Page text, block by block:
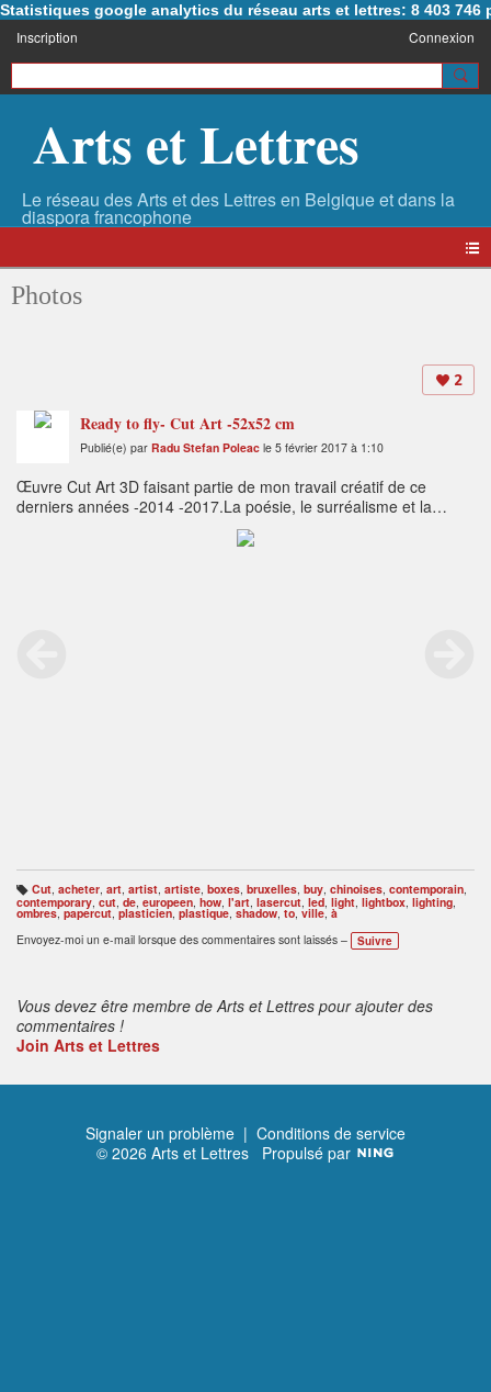
Statistiques google analytics du réseau arts et lettres: 8 403 746
Inscription Connexion
Arts et Lettres
Photos
2
Ready to fly- Cut Art -52x52 cm
Publié(e) par Radu Stefan Poleac le 5 février 2017 à 1:10
Œuvre Cut Art 3D faisant partie de mon travail créatif de ce
derniers années -2014 -2017.La poésie, le surréalisme et la
fantaisie sont au rendez-vous.Inspiration indirecte de l'art de
paper-cut chinois ou des dessins animés de Michel Ocelot.Enjoy
B
ali
s
e
s
Cut, acheter, art, artist, artiste, boxes, bruxelles, buy, chinoises, contemporain,
contemporary cut de europeen how l'art lasercut led light lightbox lighting
ombres, papercut ,plasticien plastique shadow to ville, à
Envoyez-moi un e-mail lorsque des commentaires sont laissés –
Suivre
Vous devez être membre de Arts et Lettres pour ajouter des
commentaires !
Join Arts et Lettres
Signaler un problème | Conditions de service
© 2026 Arts et Lettres Propulsé par